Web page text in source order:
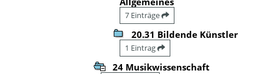
7 Einträge
20.31 Bildende Künstler
1 Eintrag
24 Musikwissenschaft